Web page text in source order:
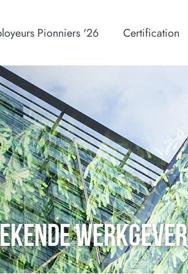
Pionniers '26 Certification
WERKGEVER